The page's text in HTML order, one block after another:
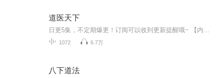
道医天下
1072 6.7万
八下道法